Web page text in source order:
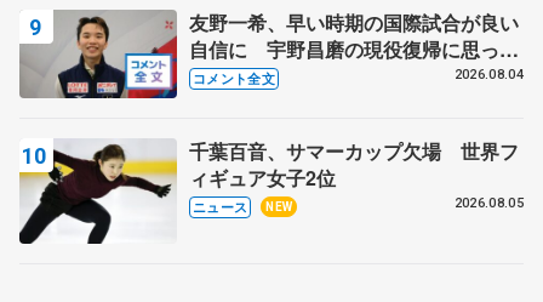
友野一希、早い時期の国際試合が良い
自信に 宇野昌磨の現役復帰に思って
いること 【アジアンオープントロフ
コメント全文 2026.08.04
千葉百音、サマーカップ欠場 世界フ
ィギュア女子2位
ニュース NEW 2026.08.05